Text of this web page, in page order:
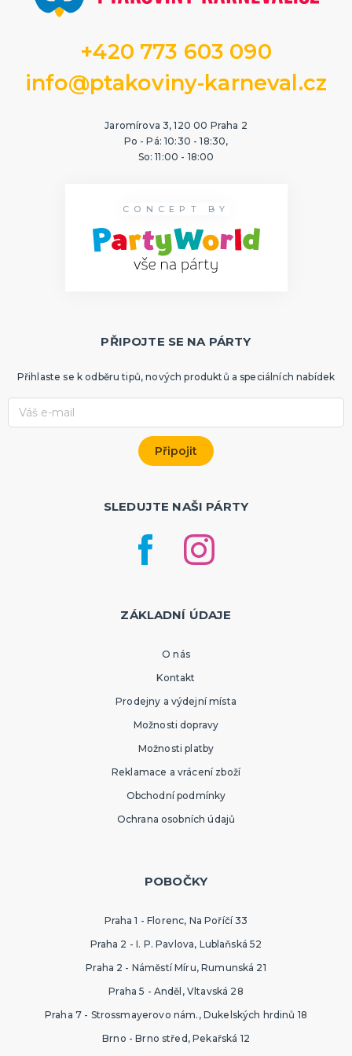
+420 773 603 090
info@ptakoviny-karneval.cz
Jaromírova 3, 120 00 Praha 2
Po - Pá: 10:30 - 18:30,
So: 11:00 - 18:00
CONCEPT BY
PŘIPOJTE SE NA PÁRTY
Přihlaste se k odběru tipů, nových produktů a speciálních nabídek
SLEDUJTE NAŠI PÁRTY
ZÁKLADNÍ ÚDAJE
O nás
Kontakt
Prodejny a výdejní místa
Možnosti dopravy
Možnosti platby
Reklamace a vrácení zboží
Obchodní podmínky
Ochrana osobních údajů
POBOČKY
Praha 1 - Florenc, Na Poříčí 33
Praha 2 - I. P. Pavlova, Lublaňská 52
Praha 2 - Náměstí Míru, Rumunská 21
Praha 5 - Anděl, Vltavská 28
Praha 7 - Strossmayerovo nám., Dukelských hrdinů 18
Brno - Brno střed, Pekařská 12